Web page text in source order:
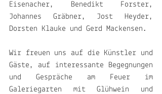
Eisenacher, Benedikt Forster,
Johannes Gräbner, Jost Heyder,
Dorsten Klauke und Gerd Mackensen.
Wir freuen uns auf die Künstler und
Gäste, auf interessante Begegnungen
und Gespräche am Feuer im
Galeriegarten mit Glühwein und